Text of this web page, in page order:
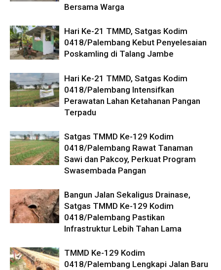
Bersama Warga
Hari Ke-21 TMMD, Satgas Kodim
0418/Palembang Kebut Penyelesaian
Poskamling di Talang Jambe
Hari Ke-21 TMMD, Satgas Kodim
0418/Palembang Intensifkan
Perawatan Lahan Ketahanan Pangan
Terpadu
Satgas TMMD Ke-129 Kodim
0418/Palembang Rawat Tanaman
Sawi dan Pakcoy, Perkuat Program
Swasembada Pangan
Bangun Jalan Sekaligus Drainase,
Satgas TMMD Ke-129 Kodim
0418/Palembang Pastikan
Infrastruktur Lebih Tahan Lama
TMMD Ke-129 Kodim
0418/Palembang Lengkapi Jalan Baru